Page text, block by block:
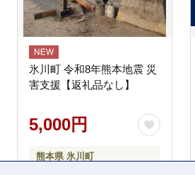
氷川町 令和8年熊本地震 災
害支援【返礼品なし】
5,000円
熊本県 氷川町